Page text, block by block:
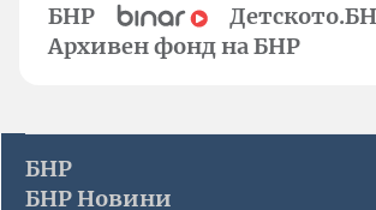
БНР
Архивен фонд на БНР
БНР
БНР Новини